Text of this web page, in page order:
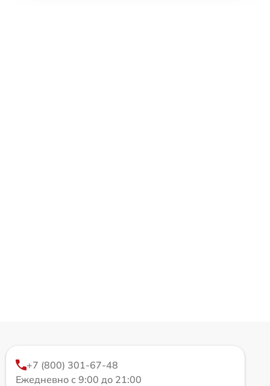
+7 (800) 301-67-48
Ежедневно с 9:00 до 21:00